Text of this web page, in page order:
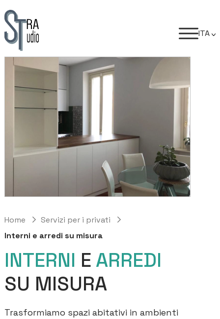
ITA
Home
Servizi per i privati
Interni e arredi su misura
INTERNI E ARREDI
SU MISURA
Trasformiamo spazi abitativi in ambienti